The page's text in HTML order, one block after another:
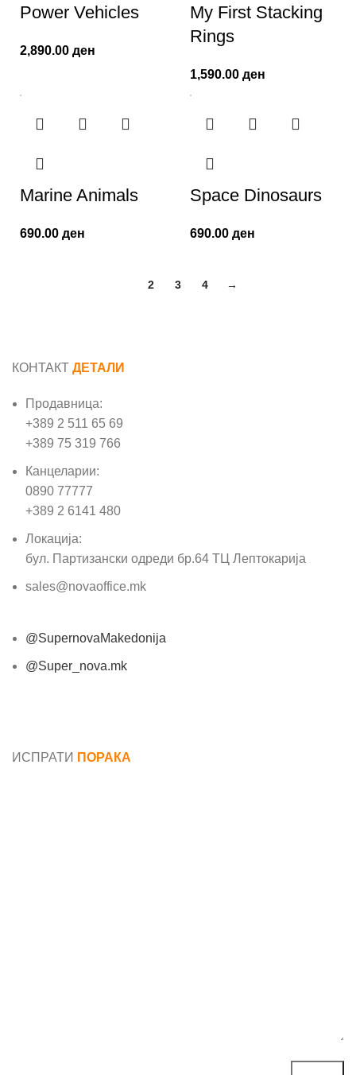
Power Vehicles
2,890.00 ден
My First Stacking
Rings
1,590.00 ден
Marine Animals
690.00 ден
Space Dinosaurs
690.00 ден
2 3 4 →
КОНТАКТ ДЕТАЛИ
Продавница:
+389 2 511 65 69
+389 75 319 766
Канцеларии:
0890 77777
+389 2 6141 480
Локација:
бул. Партизански одреди бр.64 ТЦ Лептокарија
sales@novaoffice.mk
@SupernovaMakedonija
@Super_nova.mk
ИСПРАТИ ПОРАКА